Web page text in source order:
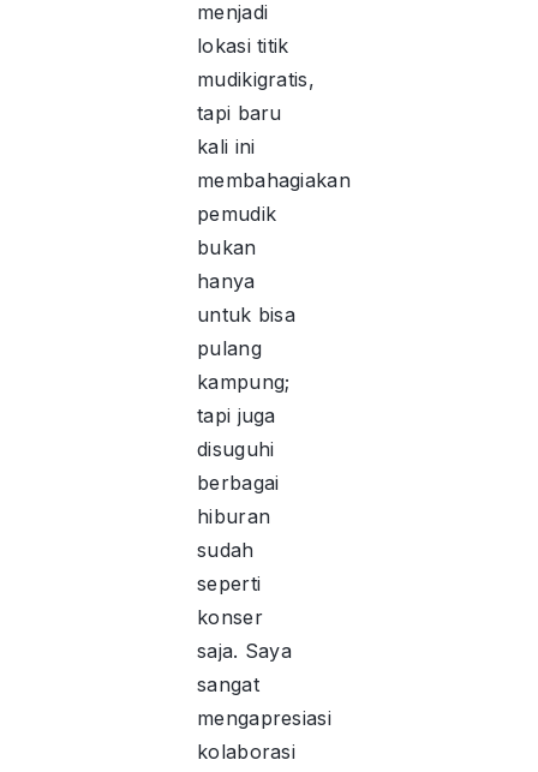
menjadi
lokasi titik
mudikigratis,
tapi baru
kali ini
membahagiakan
pemudik
bukan
hanya
untuk bisa
pulang
kampung;
tapi juga
disuguhi
berbagai
hiburan
sudah
seperti
konser
saja. Saya
sangat
mengapresiasi
kolaborasi